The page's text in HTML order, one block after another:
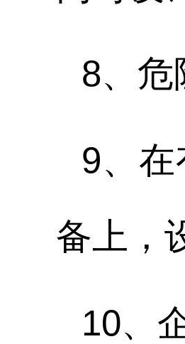
8、
9、
备上，
10、